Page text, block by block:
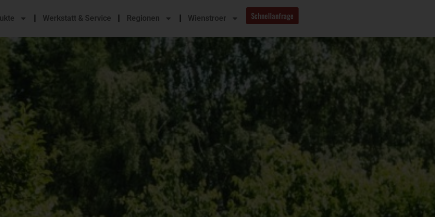
Werkstatt & Service Regionen Wienstroer Schnellanfrage